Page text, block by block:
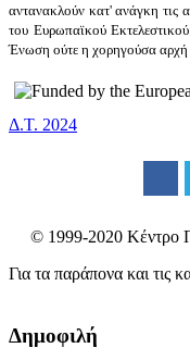
αντανακλούν κατ' ανάγκη τις
του Ευρωπαϊκού
Ένωση ούτε η χορηγούσα αρχή
Δ.Τ. 2024
© 1999-2020 Κέντρο
Για τα παράπονα και τις
Δημοφιλή